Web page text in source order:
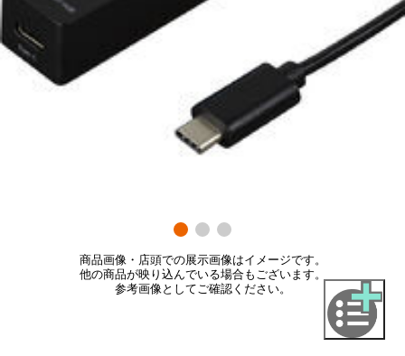
商品画像・店頭での展示画像はイメージです。
他の商品が映り込んでいる場合もございます。
参考画像としてご確認ください。